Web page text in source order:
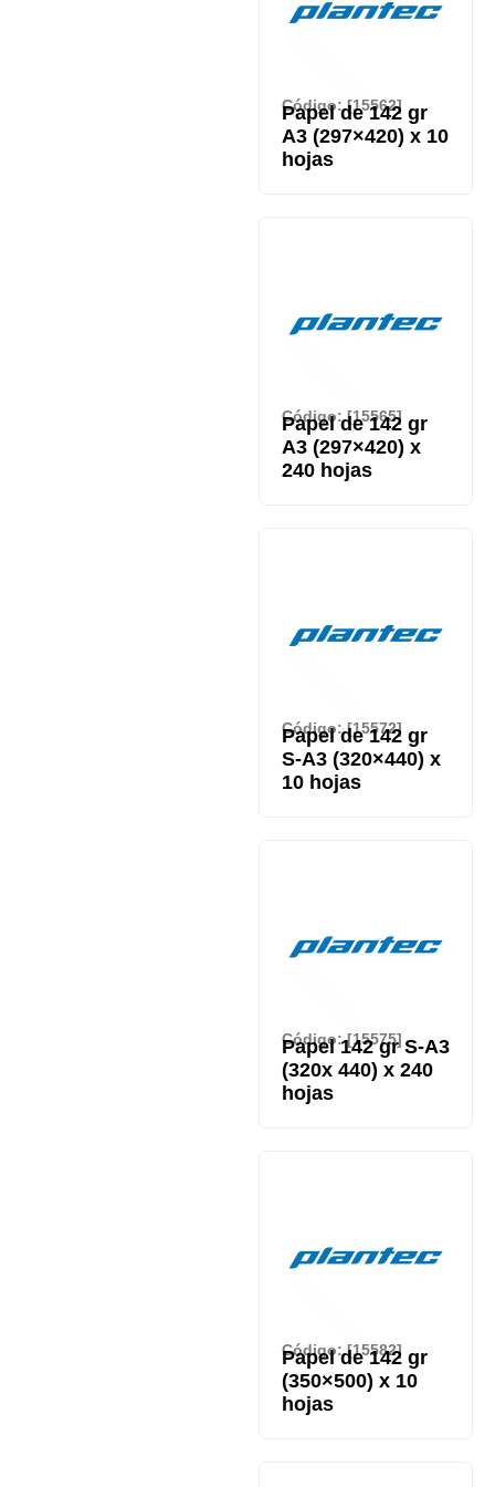
Código: [15562]
Papel de 142 gr
A3 (297×420) x 10
hojas
Código: [15565]
Papel de 142 gr
A3 (297×420) x
240 hojas
Código: [15572]
Papel de 142 gr
S-A3 (320×440) x
10 hojas
Código: [15575]
Papel 142 gr S-A3
(320x 440) x 240
hojas
Código: [15582]
Papel de 142 gr
(350×500) x 10
hojas